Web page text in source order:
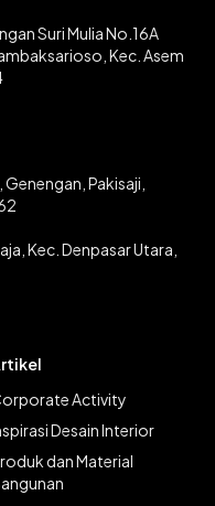
Suri Mulia No.16A
Kec. Asem
Pakisaji,
Kec. Denpasar Utara,
Activity
Desain Interior
dan Material